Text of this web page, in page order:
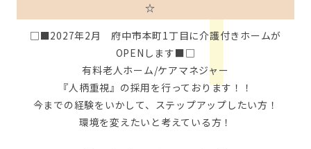
☆
□■2027年2月 府中市本町1丁目に介護付きホームが
OPENします■□
有料老人ホーム/ケアマネジャー
『人柄重視』の採用を行っております！！
今までの経験をいかして、ステップアップしたい方！
環境を変えたいと考えている方！